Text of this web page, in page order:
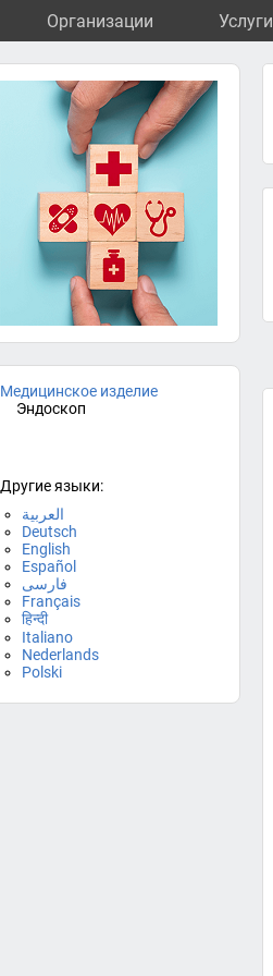
Организации Услуги
Медицинское изделие
Эндоскоп
Другие языки:
العربية
Deutsch
English
Español
فارسی
Français
हिन्दी
Italiano
Nederlands
Polski